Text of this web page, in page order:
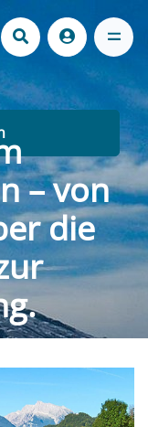
– von
die